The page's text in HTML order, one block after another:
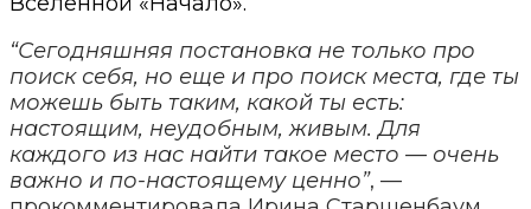
“Сегодняшняя постановка не только про
поиск себя, но еще и про поиск места, где ты
можешь быть таким, какой ты есть:
настоящим, неудобным, живым. Для
каждого из нас найти такое место — очень
важно и по-настоящему ценно”, —